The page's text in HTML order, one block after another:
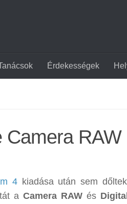
Érdekességek
Camera RAW
4 kiadása után sem
a Camera RAWés